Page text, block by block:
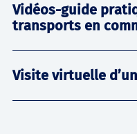
Vidéos-guide
transports en
Visite virtuelle